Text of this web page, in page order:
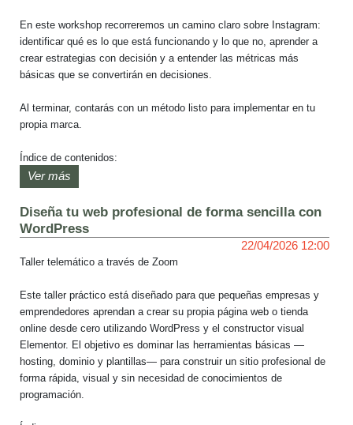
5.  El corte del director: checklist para limpiar el relleno y brillar.
El taller será impartido por Guillermo Nass, TSU en Diseñador
Gráfico Publicitario del Colegio Universitario Monseñor de Talavera,
Wordpress, posicionamiento en redes sociales, marketing digital,
entre otros.
El taller será impartido por Guillermo Nass, TSU en Diseñador
Gráfico Publicitario del Colegio Universitario Monseñor de Talavera,
entusiasta del color y del diseño con experiencia en web,
entre otros.
En este workshop recorreremos un camino claro sobre Instagram:
identificar qué es lo que está funcionando y lo que no, aprender a
crear estrategias con decisión y a entender las métricas más
básicas que se convertirán en decisiones.
Al terminar, contarás con un método listo para implementar en tu
propia marca.
Índice de contenidos:
1. El contenido que viene en Instagram
2. Estrategias sencillas que no complican
3. De tus métricas a decisiones.
Ver más
Diseña tu web profesional de forma sencilla con
WordPress
22/04/2026 12:00
Taller telemático a través de Zoom
Este taller práctico está diseñado para que pequeñas empresas y
emprendedores aprendan a crear su propia página web o tienda
online desde cero utilizando WordPress y el constructor visual
Elementor. El objetivo es dominar las herramientas básicas —
hosting, dominio y plantillas— para construir un sitio profesional de
forma rápida, visual y sin necesidad de conocimientos de
programación.